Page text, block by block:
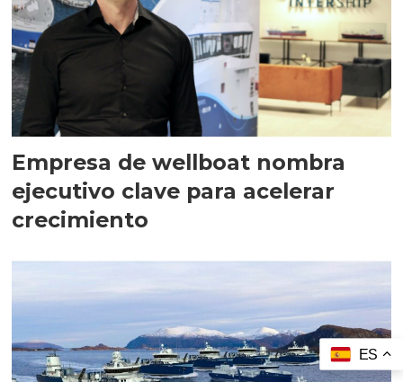
Empresa de wellboat nombra
ejecutivo clave para acelerar
crecimiento
ES